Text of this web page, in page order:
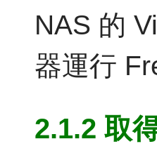
NAS 的
器運行
2.1.2 取